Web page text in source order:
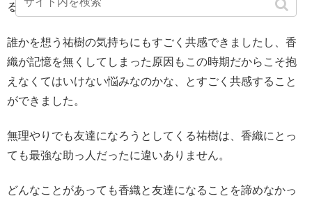
る映画でした。
誰かを想う祐樹の気持ちにもすごく共感できましたし、香
織が記憶を無くしてしまった原因もこの時期だからこそ抱
えなくてはいけない悩みなのかな、とすごく共感すること
ができました。
無理やりでも友達になろうとしてくる祐樹は、香織にとっ
ても最強な助っ人だったに違いありません。
どんなことがあっても香織と友達になることを諦めなかっ